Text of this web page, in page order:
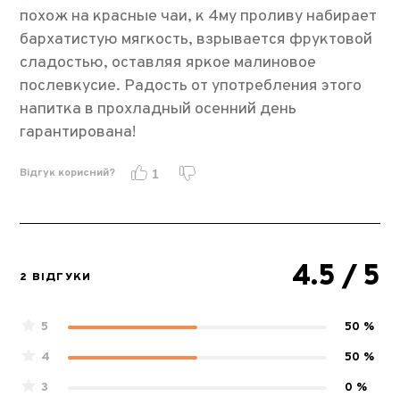
похож на красные чаи, к 4му проливу набирает
бархатистую мягкость, взрывается фруктовой
сладостью, оставляя яркое малиновое
послевкусие. Радость от употребления этого
напитка в прохладный осенний день
гарантирована!
Відгук корисний? 1
2 ВІДГУКИ 4.5 / 5
5
50 %
4
50 %
3
0 %